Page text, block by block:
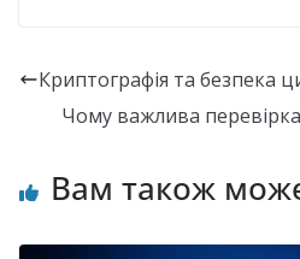
Криптографія та безпека
Чому важлива
Вам також